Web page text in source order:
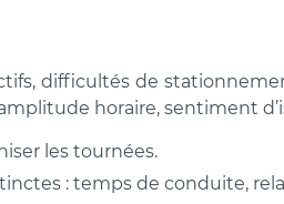
difficultés de
horaire, sentiment
les tournées.
: temps de conduite,